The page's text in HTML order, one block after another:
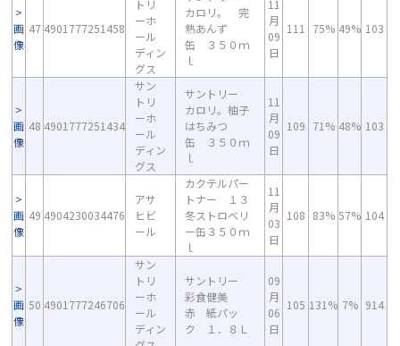
画
像
47 4901777251458
トリ
ーホ
ール
ディン
グス
カロリ。 完
熟あんず
缶 ３５０ｍ
ｌ
11
月
09
日
111 75% 49% 103
画
像
48 4901777251434
サン
トリ
ーホ
ール
ディン
グス
サントリー
カロリ。柚子
はちみつ
缶 ３５０ｍ
ｌ
11
月
09
日
109 71% 48% 103
画
像
49 4904230034476
アサ
ヒビ
ール
カクテルパー
トナー １３
冬ストロベリ
ー缶３５０ｍ
ｌ
11
月
03
日
108 83% 57% 104
画
像
50 4901777246706
サン
トリ
ーホ
ール
ディン
サントリー
彩食健美
赤 紙パッ
ク １．８Ｌ
09
月
06
日
105 131% 7% 914